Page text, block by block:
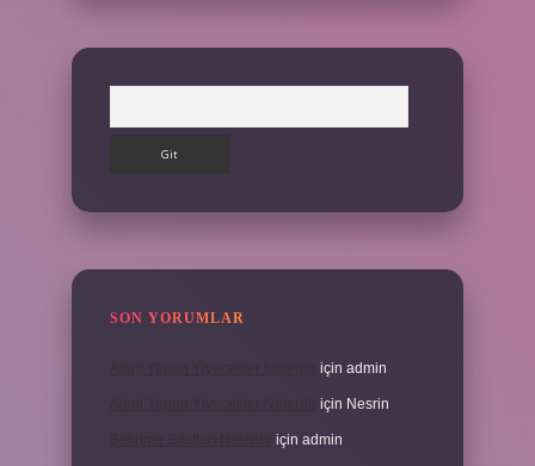
SON YORUMLAR
için admin
için Nesrin
için admin